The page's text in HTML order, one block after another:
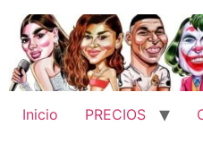
contenido
Inicio PRECIOS